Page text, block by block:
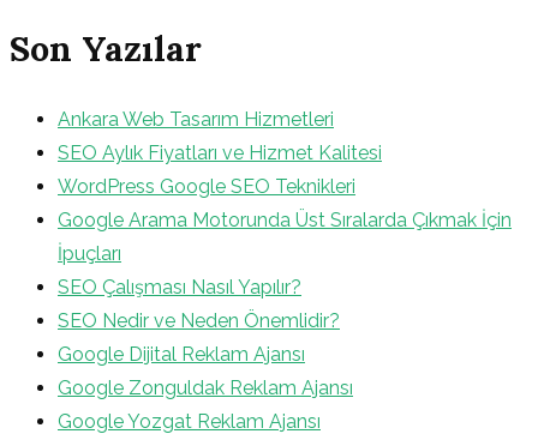
Son Yazılar
Ankara Web Tasarım Hizmetleri
SEO Aylık Fiyatları ve Hizmet Kalitesi
WordPress Google SEO Teknikleri
Google Arama Motorunda Üst Sıralarda Çıkmak İçin
İpuçları
SEO Çalışması Nasıl Yapılır?
SEO Nedir ve Neden Önemlidir?
Google Dijital Reklam Ajansı
Google Zonguldak Reklam Ajansı
Google Yozgat Reklam Ajansı